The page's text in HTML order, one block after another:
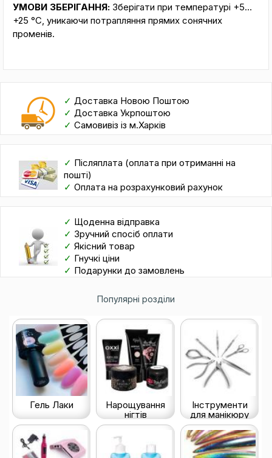
УМОВИ ЗБЕРІГАННЯ: Зберігати при температурі +5…
+25 °С, уникаючи потрапляння прямих сонячних
променів.
✓ Доставка Новою Поштою
✓ Доставка Укрпоштою
✓ Самовивіз із м.Харків
✓ Післяплата (оплата при отриманні на
пошті)
✓ Оплата на розрахунковий рахунок
✓ Щоденна відправка
✓ Зручний спосіб оплати
✓ Якісний товар
✓ Гнучкі ціни
✓ Подарунки до замовлень
Популярні розділи
Гель Лаки
Нарощування
нігтів
Інструменти
для манікюру